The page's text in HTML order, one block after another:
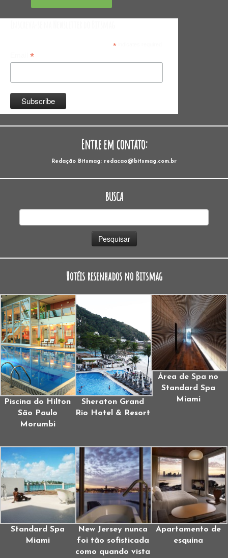
*indicates required
*
Entre em contato:
Redação Bitsmag: redacao@bitsmag.com.br
BUSCA
Hotéis resenhados no Bitsmag
Piscina do Hilton
São Paulo
Morumbi
Sheraton Grand
Rio Hotel & Resort
Área de Spa no
Standard Spa
Miami
Standard Spa
Miami
New Jersey nunca
foi tão sofisticada
como quando vista
Apartamento de
esquina